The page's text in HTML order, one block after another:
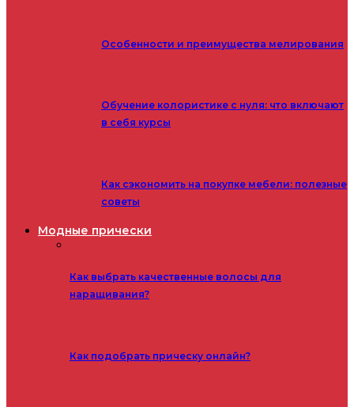
Особенности и преимущества мелирования
Обучение колористике с нуля: что включают
в себя курсы
Как сэкономить на покупке мебели: полезные
советы
Модные прически
Как выбрать качественные волосы для
наращивания?
Как подобрать прическу онлайн?